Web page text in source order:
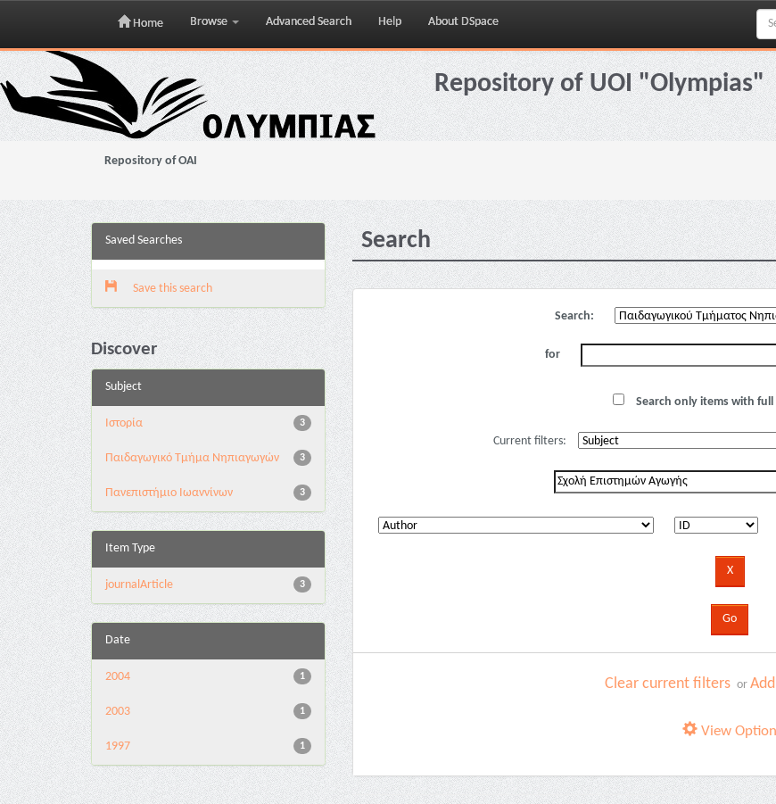
Skip
navigation
Home Browse Advanced Search Help About DSpace
Repository of UOI "Olympias"
Repository of OAI
Saved Searches
Save this search
Discover
Subject
3
Ιστορία
3
Παιδαγωγικό Τμήμα Νηπιαγωγών
3
Πανεπιστήμιο Ιωαννίνων
Item Type
3
journalArticle
Date
1
2004
1
2003
1
1997
Search
Search:
for
Search only items with
Current filters:
Clear current filters or
View Option